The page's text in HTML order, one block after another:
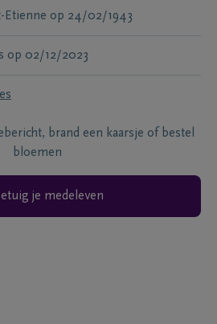
Etienne op 24/02/1943
op 02/12/2023
brand een kaarsje of bestel
bloemen
je medeleven